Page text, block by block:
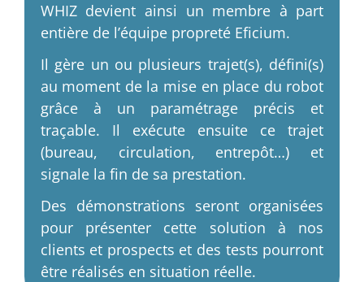
WHIZ devient ainsi un membre à part
entière de l’équipe propreté Eficium.
Il gère un ou plusieurs trajet(s), défini(s)
au moment de la mise en place du robot
grâce à un paramétrage précis et
traçable. Il exécute ensuite ce trajet
(bureau, circulation, entrepôt…) et
signale la fin de sa prestation.
Des démonstrations seront organisées
pour présenter cette solution à nos
clients et prospects et des tests pourront
être réalisés en situation réelle.